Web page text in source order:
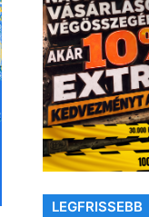
LEGFRISSEBB